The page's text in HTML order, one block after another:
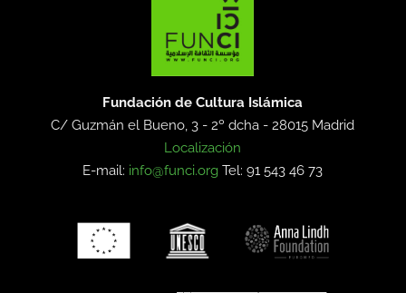
Fundación de Cultura Islámica
C/ Guzmán el Bueno, 3 - 2º dcha -28015 Madrid
Localización
E-mail: info@funci.org Tel: 91 543 46 73